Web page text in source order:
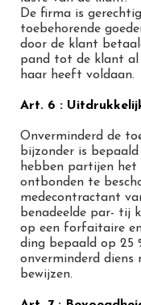
De firma is
toebehorende
door de klant
pand tot de klant al
haar heeft voldaan.
Art. 6 :
Onverminderd de
bijzonder is
hebben partijen het
ontbonden te
medecontractant
benadeelde par- tij
op een forfaitaire
ding bepaald op 25
onverminderd diens
bewijzen.